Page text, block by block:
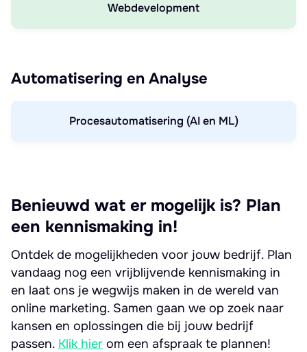
Webdevelopment
Automatisering en Analyse
Procesautomatisering (AI en ML)
Benieuwd wat er mogelijk is? Plan
een kennismaking in!
Ontdek de mogelijkheden voor jouw bedrijf. Plan
vandaag nog een vrijblijvende kennismaking in
en laat ons je wegwijs maken in de wereld van
online marketing. Samen gaan we op zoek naar
kansen en oplossingen die bij jouw bedrijf
passen. Klik hier om een afspraak te plannen!